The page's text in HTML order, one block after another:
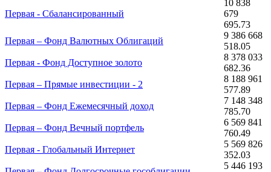
Первая - Сбалансированный
10 838
679
695.73
Первая – Фонд Валютных Облигаций
9 386 668
518.05
Первая - Фонд Доступное золото
8 378 033
682.36
Первая – Прямые инвестиции - 2
8 188 961
577.89
Первая – Фонд Ежемесячный доход
7 148 348
785.70
Первая – Фонд Вечный портфель
6 569 841
760.49
Первая - Глобальный Интернет
5 569 826
352.03
5 446 193